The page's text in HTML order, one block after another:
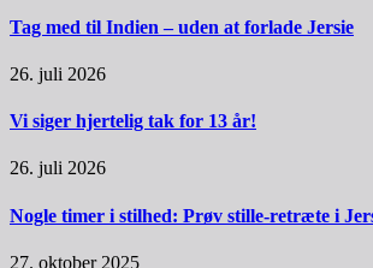
Tag med til Indien – uden at forlade Jersie
26. juli 2026
Vi siger hjertelig tak for 13 år!
26. juli 2026
Nogle timer i stilhed: Prøv stille-retræte i
27. oktober 2025